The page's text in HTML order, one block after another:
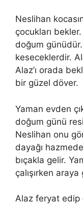
Neslihan
çocukları
doğum
keseceklerdir.
Alaz’ı orada
bir güzel döver.
Yaman evden
doğum günü
Neslihan onu
dayağı
bıçakla gelir.
çalışırken araya
Alaz feryat edip